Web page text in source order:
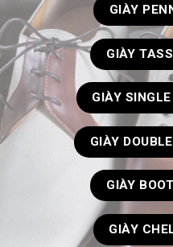
GIÀY
GIÀY
GIÀY
GIÀY
GIÀY
GIÀY